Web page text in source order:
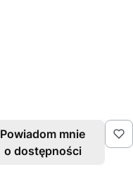
Powiadom mnie
o dostępności